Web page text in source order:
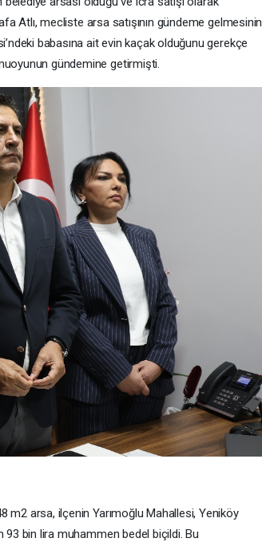
Atlı, mecliste arsa satışının gündeme gelmesinin
babasına ait evin kaçak olduğunu gerekçe
gündemine getirmişti.
m2 arsa, ilçenin Yarımoğlu Mahallesi, Yeniköy
bin lira muhammen bedel biçildi. Bu